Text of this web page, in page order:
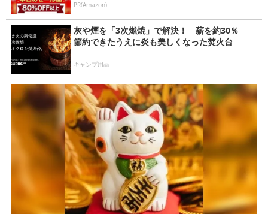
PR(Amazon)
灰や煙を「3次燃焼」で解決！ 薪を約30％
節約できたうえに炎も美しくなった焚火台
キャンプ用品